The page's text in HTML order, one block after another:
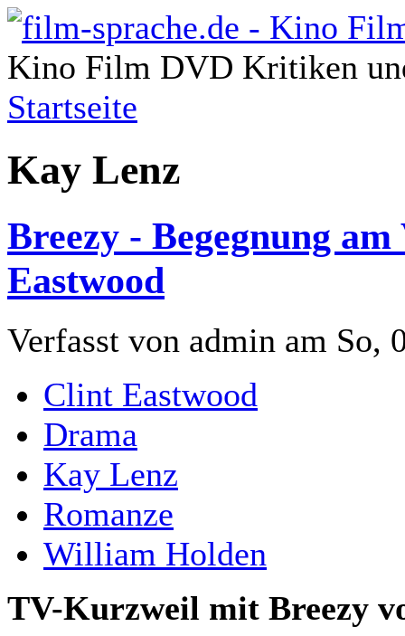
Kino Film DVD Kritiken
Startseite
Kay Lenz
Breezy - Begegnung
Eastwood
Verfasst von admin am So,
Clint Eastwood
Drama
Kay Lenz
Romanze
William Holden
TV-Kurzweil mit Breezy